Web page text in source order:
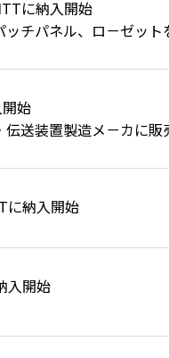
に納入開始
チパネル、ロ－ゼッ
始
送装置製造メ－カに販
に納入開始
入開始